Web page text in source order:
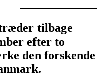
tilbage
efter to
den forskende